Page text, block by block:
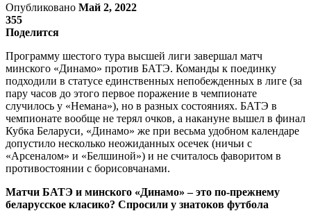
Опубликовано Май 2, 2022
355
Поделится
Программу шестого тура высшей лиги завершал матч
минского «Динамо» против БАТЭ. Команды к поединку
подходили в статусе единственных непобежденных в лиге (за
пару часов до этого первое поражение в чемпионате
случилось у «Немана»), но в разных состояниях. БАТЭ в
чемпионате вообще не терял очков, а накануне вышел в финал
Кубка Беларуси, «Динамо» же при весьма удобном календаре
допустило несколько неожиданных осечек (ничьи с
«Арсеналом» и «Белшиной») и не считалось фаворитом в
противостоянии с борисовчанами.
Матчи БАТЭ и минского «Динамо» – это по-прежнему
беларусское класико? Спросили у знатоков футбола